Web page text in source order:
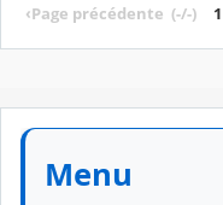
‹Page précédente (-/-) 1
Menu